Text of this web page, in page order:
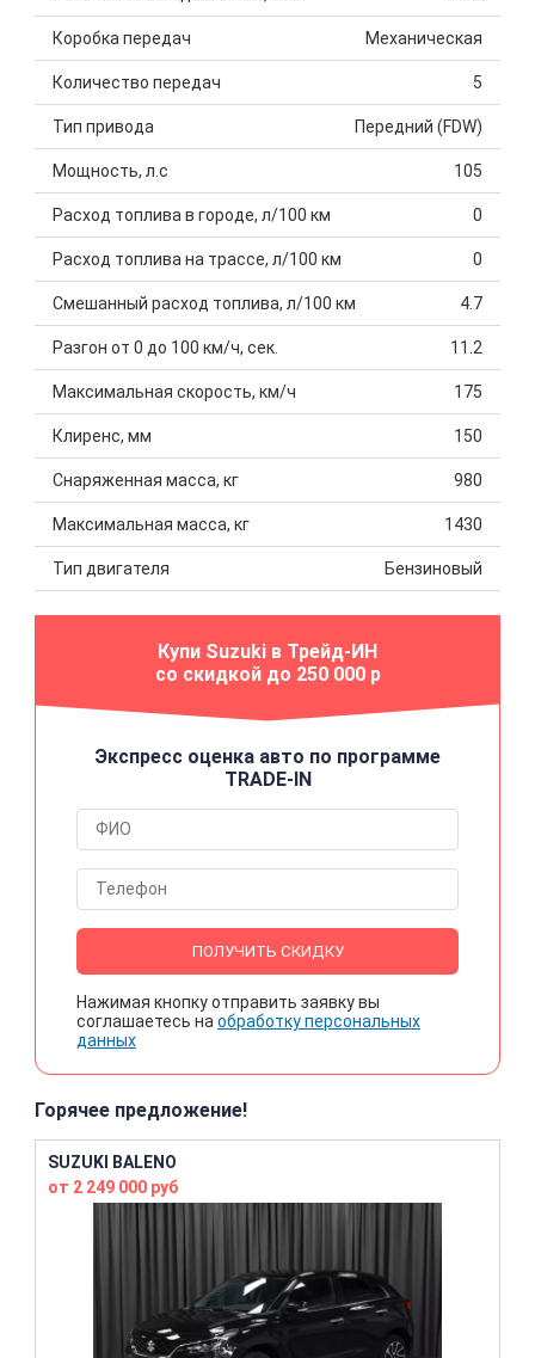
Коробка передач Механическая
Количество передач 5
Тип привода Передний (FDW)
Мощность, л.с 105
Расход топлива в городе, л/100 км 0
Расход топлива на трассе, л/100 км 0
Смешанный расход топлива, л/100 км 4.7
Разгон от 0 до 100 км/ч, сек. 11.2
Максимальная скорость, км/ч 175
Клиренс, мм 150
Снаряженная масса, кг 980
Максимальная масса, кг 1430
Тип двигателя Бензиновый
Купи Suzuki в Трейд-ИН
со скидкой до 250 000 р
Экспресс оценка авто по программе
TRADE-IN
ПОЛУЧИТЬ СКИДКУ
Нажимая кнопку отправить заявку вы
соглашаетесь на обработку персональных
данных
Горячее предложение!
SUZUKI BALENO
от 2 249 000 руб